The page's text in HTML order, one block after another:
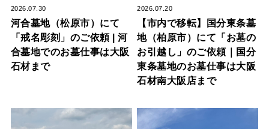
2026.07.30
河合墓地（松原市）にて
「戒名彫刻」のご依頼 | 河
合墓地でのお墓仕事は大阪
石材まで
2026.07.20
【市内で移転】国分東条墓
地（柏原市）にて「お墓の
お引越し」のご依頼｜国分
東条墓地のお墓仕事は大阪
石材南大阪店まで